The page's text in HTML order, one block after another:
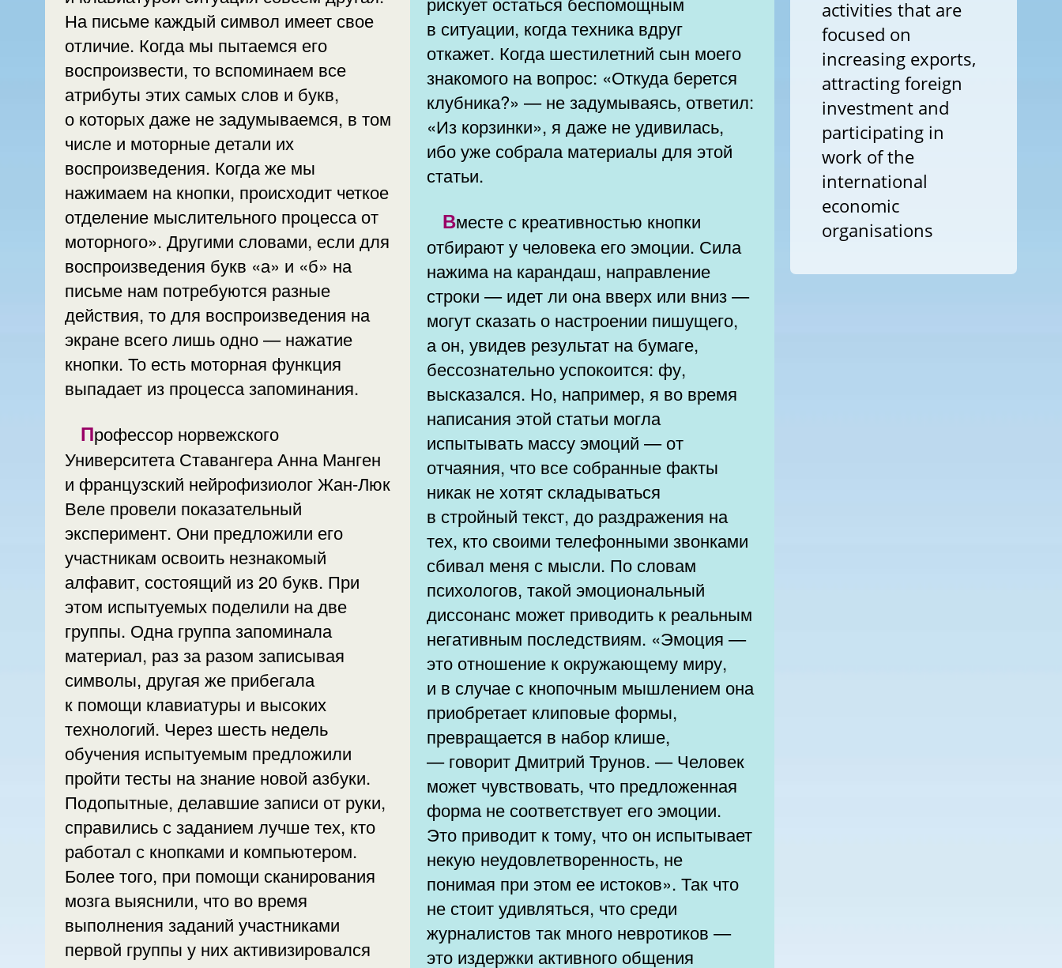
На письме каждый символ имеет свое
отличие. Когда мы пытаемся его
воспроизвести, то вспоминаем все
атрибуты этих самых слов и букв,
о которых даже не задумываемся, в том
числе и моторные детали их
воспроизведения. Когда же мы
нажимаем на кнопки, происходит четкое
отделение мыслительного процесса от
моторного». Другими словами, если для
воспроизведения букв «а» и «б» на
письме нам потребуются разные
действия, то для воспроизведения на
экране всего лишь одно — нажатие
кнопки. То есть моторная функция
выпадает из процесса запоминания.
Профессор норвежского
Университета Ставангера Анна Манген
и французский нейрофизиолог Жан-Люк
Веле провели показательный
эксперимент. Они предложили его
участникам освоить незнакомый
алфавит, состоящий из 20 букв. При
этом испытуемых поделили на две
группы. Одна группа запоминала
материал, раз за разом записывая
символы, другая же прибегала
к помощи клавиатуры и высоких
технологий. Через шесть недель
обучения испытуемым предложили
пройти тесты на знание новой азбуки.
Подопытные, делавшие записи от руки,
справились с заданием лучше тех, кто
работал с кнопками и компьютером.
Более того, при помощи сканирования
мозга выяснили, что во время
выполнения заданий участниками
первой группы у них активизировался
в ситуации, когда техника вдруг
откажет. Когда шестилетний сын моего
знакомого на вопрос: «Откуда берется
клубника?» — не задумываясь, ответил:
«Из корзинки», я даже не удивилась,
ибо уже собрала материалы для этой
статьи.
Вместе с креативностью кнопки
отбирают у человека его эмоции. Сила
нажима на карандаш, направление
строки — идет ли она вверх или вниз —
могут сказать о настроении пишущего,
а он, увидев результат на бумаге,
бессознательно успокоится: фу,
высказался. Но, например, я во время
написания этой статьи могла
испытывать массу эмоций — от
отчаяния, что все собранные факты
никак не хотят складываться
в стройный текст, до раздражения на
тех, кто своими телефонными звонками
сбивал меня с мысли. По словам
психологов, такой эмоциональный
диссонанс может приводить к реальным
негативным последствиям. «Эмоция —
это отношение к окружающему миру,
и в случае с кнопочным мышлением она
приобретает клиповые формы,
превращается в набор клише,
— говорит Дмитрий Трунов. — Человек
может чувствовать, что предложенная
форма не соответствует его эмоции.
Это приводит к тому, что он испытывает
некую неудовлетворенность, не
понимая при этом ее истоков». Так что
не стоит удивляться, что среди
журналистов так много невротиков —
это издержки активного общения
activities that are
focused on
increasing exports,
attracting foreign
investment and
participating in
work of the
international
economic
organisations